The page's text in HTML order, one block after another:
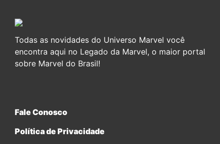
Todas as novidades do Universo Marvel você
encontra aqui no Legado da Marvel, o maior portal
sobre Marvel do Brasil!
Fale Conosco
Política de Privacidade